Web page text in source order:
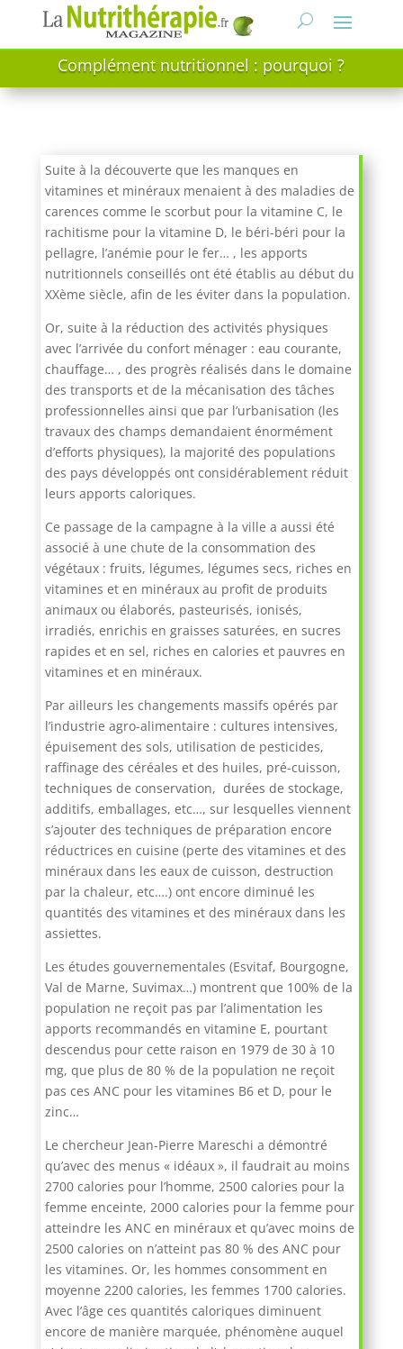
Complément nutritionnel : pourquoi ?
Suite à la découverte que les manques en
vitamines et minéraux menaient à des maladies de
carences comme le scorbut pour la vitamine C, le
rachitisme pour la vitamine D, le béri-béri pour la
pellagre, l’anémie pour le fer… , les apports
nutritionnels conseillés ont été établis au début du
XXème siècle, afin de les éviter dans la population.
Or, suite à la réduction des activités physiques
avec l’arrivée du confort ménager : eau courante,
chauffage… , des progrès réalisés dans le domaine
des transports et de la mécanisation des tâches
professionnelles ainsi que par l’urbanisation (les
travaux des champs demandaient énormément
d’efforts physiques), la majorité des populations
des pays développés ont considérablement réduit
leurs apports caloriques.
Ce passage de la campagne à la ville a aussi été
associé à une chute de la consommation des
végétaux : fruits, légumes, légumes secs, riches en
vitamines et en minéraux au profit de produits
animaux ou élaborés, pasteurisés, ionisés,
irradiés, enrichis en graisses saturées, en sucres
rapides et en sel, riches en calories et pauvres en
vitamines et en minéraux.
Par ailleurs les changements massifs opérés par
l’industrie agro-alimentaire : cultures intensives,
épuisement des sols, utilisation de pesticides,
raffinage des céréales et des huiles, pré-cuisson,
techniques de conservation, durées de stockage,
additifs, emballages, etc…, sur lesquelles viennent
s’ajouter des techniques de préparation encore
réductrices en cuisine (perte des vitamines et des
minéraux dans les eaux de cuisson, destruction
par la chaleur, etc….) ont encore diminué les
quantités des vitamines et des minéraux dans les
assiettes.
Les études gouvernementales (Esvitaf, Bourgogne,
Val de Marne, Suvimax…) montrent que 100% de la
population ne reçoit pas par l’alimentation les
apports recommandés en vitamine E, pourtant
descendus pour cette raison en 1979 de 30 à 10
mg, que plus de 80 % de la population ne reçoit
pas ces ANC pour les vitamines B6 et D, pour le
zinc…
Le chercheur Jean-Pierre Mareschi a démontré
qu’avec des menus « idéaux », il faudrait au moins
2700 calories pour l’homme, 2500 calories pour la
femme enceinte, 2000 calories pour la femme pour
atteindre les ANC en minéraux et qu’avec moins de
2500 calories on n’atteint pas 80 % des ANC pour
les vitamines. Or, les hommes consomment en
moyenne 2200 calories, les femmes 1700 calories.
Avec l’âge ces quantités caloriques diminuent
encore de manière marquée, phénomène auquel